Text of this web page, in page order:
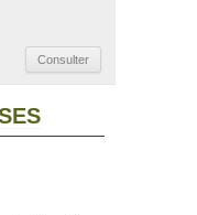
Consulter